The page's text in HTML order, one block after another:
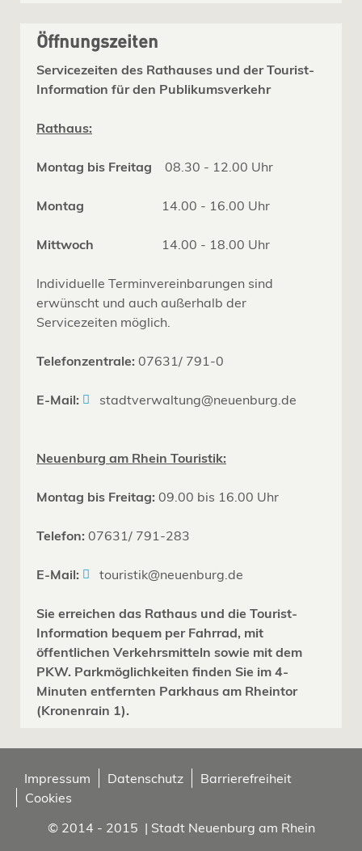
Öffnungszeiten
Servicezeiten des Rathauses und der Tourist-
Information für den Publikumsverkehr
Rathaus:
Montag bis Freitag 08.30 - 12.00 Uhr
Montag 14.00 - 16.00 Uhr
Mittwoch 14.00 - 18.00 Uhr
Individuelle Terminvereinbarungen sind
erwünscht und auch außerhalb der
Servicezeiten möglich.
Telefonzentrale: 07631/ 791-0
E-Mail: stadtverwaltung@neuenburg.de
Neuenburg am Rhein Touristik:
Montag bis Freitag: 09.00 bis 16.00 Uhr
Telefon: 07631/ 791-283
E-Mail: touristik@neuenburg.de
Sie erreichen das Rathaus und die Tourist-
Information bequem per Fahrrad, mit
öffentlichen Verkehrsmitteln sowie mit dem
PKW. Parkmöglichkeiten finden Sie im 4-
Minuten entfernten Parkhaus am Rheintor
(Kronenrain 1).
Impressum Datenschutz
Barrierefreiheit
Cookies
© 2014 - 2015 | Stadt Neuenburg am Rhein